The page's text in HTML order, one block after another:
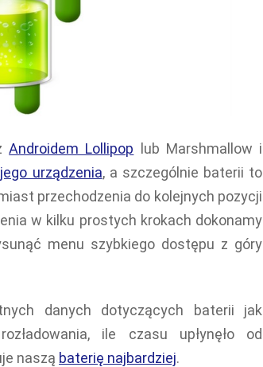
Androidem Lollipop lub Marshmallow i
urządzenia, a szczególnie baterii to
przechodzenia do kolejnych pozycji
w kilku prostych krokach dokonamy
menu szybkiego dostępu z góry
danych dotyczących baterii jak
ile czasu upłynęło od
naszą baterię najbardziej.